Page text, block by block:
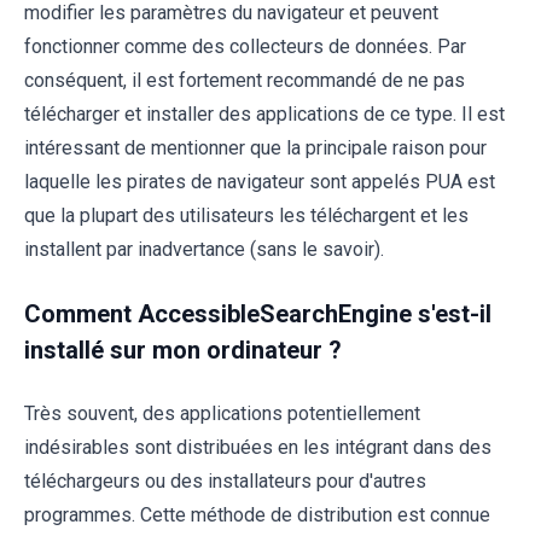
modifier les paramètres du navigateur et peuvent
fonctionner comme des collecteurs de données. Par
conséquent, il est fortement recommandé de ne pas
télécharger et installer des applications de ce type. Il est
intéressant de mentionner que la principale raison pour
laquelle les pirates de navigateur sont appelés PUA est
que la plupart des utilisateurs les téléchargent et les
installent par inadvertance (sans le savoir).
Comment AccessibleSearchEngine s'est-il
installé sur mon ordinateur ?
Très souvent, des applications potentiellement
indésirables sont distribuées en les intégrant dans des
téléchargeurs ou des installateurs pour d'autres
programmes. Cette méthode de distribution est connue